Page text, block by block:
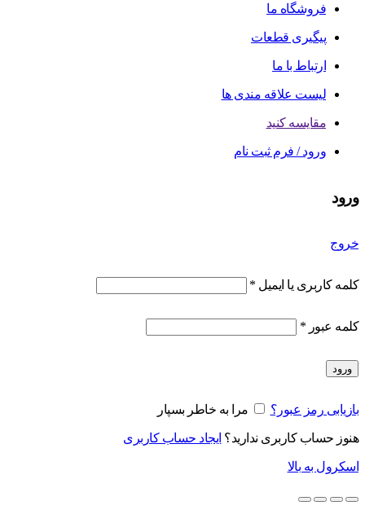
فروشگاه ما
پیگیری قطعات
ارتباط با ما
لیست علاقه مندی ها
مقایسه کنید
ورود / فرم ثبت نام
ورود
خروج
کلمه کاربری یا ایمیل *
کلمه عبور *
ورود
بازیابی رمز عبور؟ مرا به خاطر بسپار
هنوز حساب کاربری ندارید؟ ایجاد حساب کاربری
اسکرول به بالا